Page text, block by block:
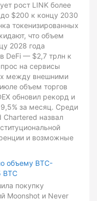
рост LINK более
$200 к концу 2030
токенизированных
что объем
2028 года
DeFi — $2,7 трлн к
на сервисы
между внешними
объем торгов
обновил рекорд и
за месяц. Среди
Chartered назвал
и возможные
объему BTC-
BTC
покупку
Moonshot и Never